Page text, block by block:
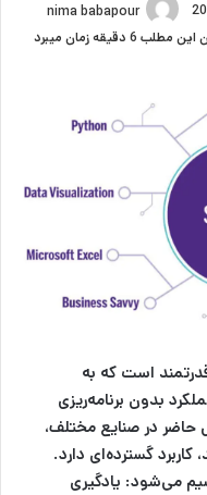
nima babapour
6 دقیقه زمان میبرد
است که به
بدون برنامه‌ریزی
حاضر در صنایع مختلف،
کاربرد گسترده‌ای دارد.
می‌شود: یادگیری